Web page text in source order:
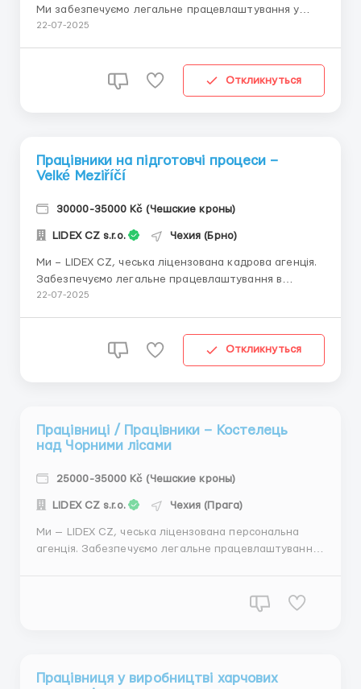
Ми забезпечуємо легальне працевлаштування у
перевірених компаніях по всій Чехії. Допомагаємо з
проведенням інструктажу. Ми гарантуємо чесні
22-07-2025
Откликнуться
Працівники на підготовчі процеси –
Velké Meziříčí
30000-35000 Kč (Чешские кроны)
LIDEX CZ s.r.o. Чехия (Брно)
Ми – LIDEX CZ, чеська ліцензована кадрова агенція.
Забезпечуємо легальне працевлаштування в
перевірених компаніях по всій Чехії. Допоможемо з
робочому місці. Чесні умови й індивідуальний підхід ...
22-07-2025
Откликнуться
Працівниці / Працівники – Костелець
над Чорними лісами
25000-35000 Kč (Чешские кроны)
LIDEX CZ s.r.o. Чехия (Прага)
Ми — LIDEX CZ, чеська ліцензована персональна
агенція. Забезпечуємо легальне працевлаштування
чеською візою, а також з навчанням. Чесні умови й
Працівниця у виробництві харчових